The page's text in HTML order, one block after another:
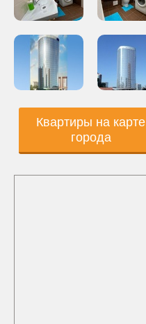
Квартиры на карте
города